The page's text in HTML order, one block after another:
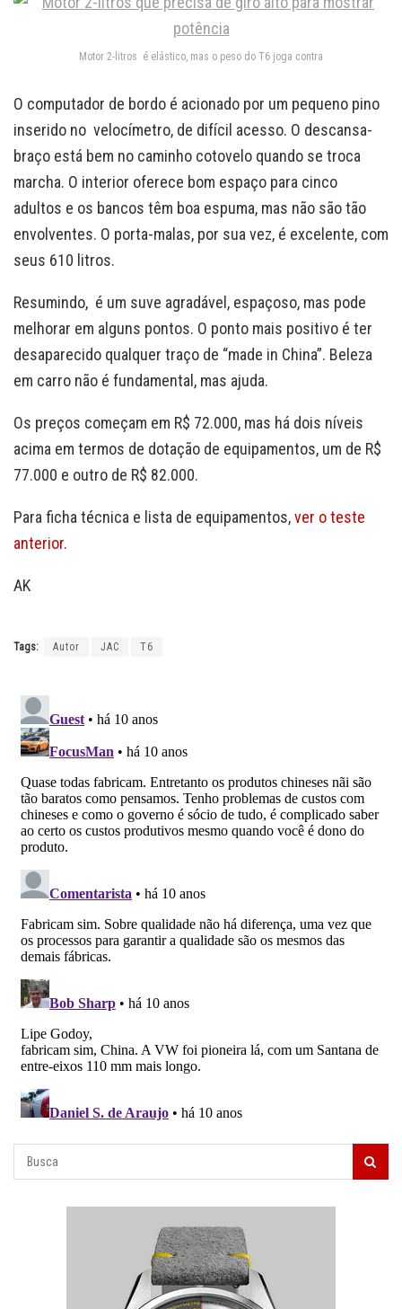
Motor 2-litros é elástico, mas o peso do T6 joga contra
O computador de bordo é acionado por um pequeno pino
inserido no velocímetro, de difícil acesso. O descansa-
braço está bem no caminho cotovelo quando se troca
marcha. O interior oferece bom espaço para cinco
adultos e os bancos têm boa espuma, mas não são tão
envolventes. O porta-malas, por sua vez, é excelente, com
seus 610 litros.
Resumindo, é um suve agradável, espaçoso, mas pode
melhorar em alguns pontos. O ponto mais positivo é ter
desaparecido qualquer traço de “made in China”. Beleza
em carro não é fundamental, mas ajuda.
Os preços começam em R$ 72.000, mas há dois níveis
acima em termos de dotação de equipamentos, um de R$
77.000 e outro de R$ 82.000.
Para ficha técnica e lista de equipamentos,ver o teste
anterior.
AK
Tags: Autor JAC T6